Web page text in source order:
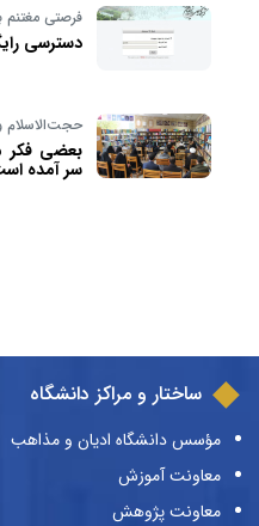
فرصتی مغتنم
دسترسی
حجت‌الاسلام
بعضی فکر
سر آمده
ساختار و مراکز دانشگاه
مؤسس دانشگاه ادیان و مذاهب
معاونت آموزش
معاونت پژوهش